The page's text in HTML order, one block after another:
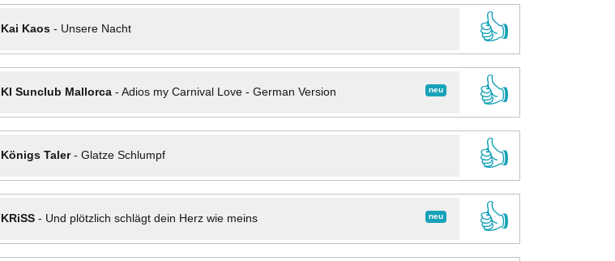
Kai Kaos- Unsere Nacht
👍
neu
KI Sunclub Mallorca- Adios my Carnival Love - German Version
👍
Königs Taler- Glatze Schlumpf
👍
neu
KRiSS- Und plötzlich schlägt dein Herz wie meins
👍